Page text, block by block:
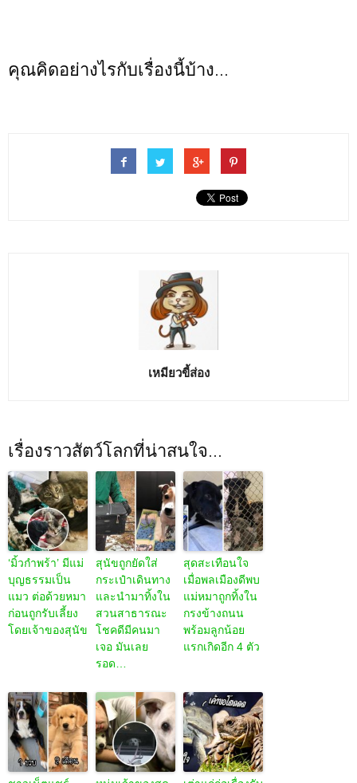
คุณคิดอย่างไรกับเรื่องนี้บ้าง...
เหมียวขี้ส่อง
เรื่องราวสัตว์โลกที่น่าสนใจ...
‘มิ้วกำพร้า’ มีแม่
บุญธรรมเป็น
แมว ต่อด้วยหมา
ก่อนถูกรับเลี้ยง
โดยเจ้าของสุนัข
สุนัขถูกยัดใส่
กระเป๋าเดินทาง
และนำมาทิ้งใน
สวนสาธารณะ
โชคดีมีคนมา
เจอ มันเลย
รอด…
สุดสะเทือนใจ
เมื่อพลเมืองดีพบ
แม่หมาถูกทิ้งใน
กรงข้างถนน
พร้อมลูกน้อย
แรกเกิดอีก 4 ตัว